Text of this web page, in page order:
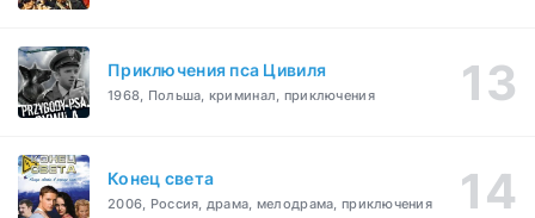
Приключения пса Цивиля
1968, Польша, криминал, приключения
Конец света
2006, Россия, драма, мелодрама, приключения